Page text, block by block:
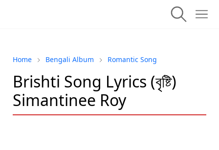
Home Bengali Album Romantic Song
Brishti Song Lyrics (বৃষ্টি)
Simantinee Roy